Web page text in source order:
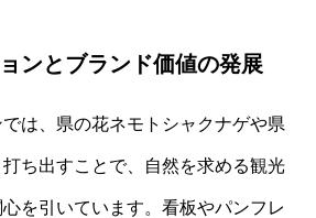
ンとブランド価値の発展
は、県の花ネモトシャクナゲや県
ち出すことで、自然を求める観光
を引いています。看板やパンフレ